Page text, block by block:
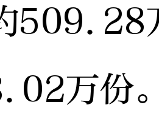
509.28
万份